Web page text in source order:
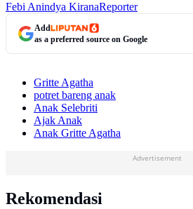
Febi Anindya KiranaReporter
Add
as a preferred source on Google
Gritte Agatha
potret bareng anak
Anak Selebriti
Ajak Anak
Anak Gritte Agatha
Advertisement
Rekomendasi